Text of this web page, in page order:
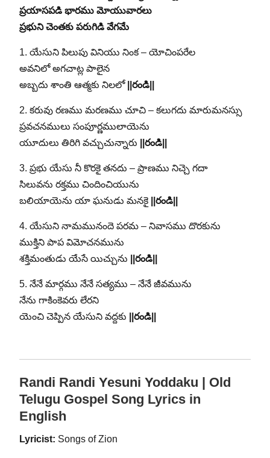
ప్రయాసపడి భారము మోయువారలు
ప్రభుని చెంతకు పరుగిడి వేగమే
1. యేసుని పిలుపు వినియు నింక – యోచింపరేల
అవనిలో అగచాట్ల పాలైన
అబ్బదు శాంతి ఆత్మకు నిలలో
||రండి||
2. కరువు రణము మరణము చూచి – కలుగదు మారుమనస్సు
ప్రవచనములు సంపూర్ణములాయెను
యూదులు తిరిగి వచ్చుచున్నారు
||రండి||
3. ప్రభు యేసు నీ కొరకై తనదు – ప్రాణము నిచ్చె గదా
సిలువను రక్తము చిందించియును
బలియాయెను యా ఘనుడు మనకై
||రండి||
4. యేసుని నామమునందె పరమ – నివాసము దొరకును
ముక్తిని పాప విమోచనమును
శక్తిమంతుడు యేసే యిచ్చును
||రండి||
5. నేనే మార్గము నేనే సత్యము – నేనే జీవమును
నేను గాకింకెవరు లేరని
యెంచి చెప్పిన యేసుని వద్దకు
||రండి||
Randi Randi Yesuni Yoddaku | Old
Telugu Gospel Song Lyrics in
English
Lyricist: Songs of Zion